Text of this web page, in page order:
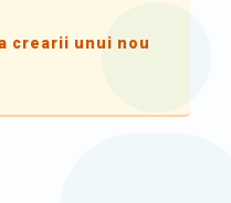
crearii unui nou